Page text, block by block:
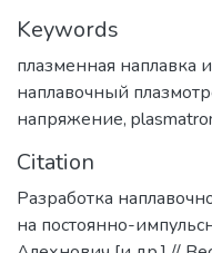
Keywords
плазменная наплавка
наплавочный
напряжение,
Citation
Разработка
на постоянно-